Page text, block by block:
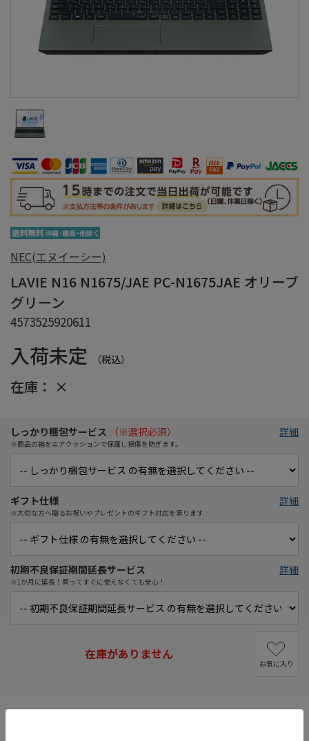
NEC(エヌイーシー)
LAVIE N16 N1675/JAE PC-N1675JAE オリーブ
グリーン
4573525920611
入荷未定 （税込）
在庫： ×
しっかり梱包サービス （※選択必須）
※商品の箱をエアクッションで保護し損傷を防ぎます。
詳細
ギフト仕様
※大切な方へ贈るお祝いやプレゼントのギフト対応を承ります
詳細
初期不良保証期間延長サービス
※1か月に延長！買ってすぐに使えなくても安心！
詳細
在庫がありません
お気に入り
・ 16.0型ワイド16:10WUXGA（1920×1200）ディスプレイのノー